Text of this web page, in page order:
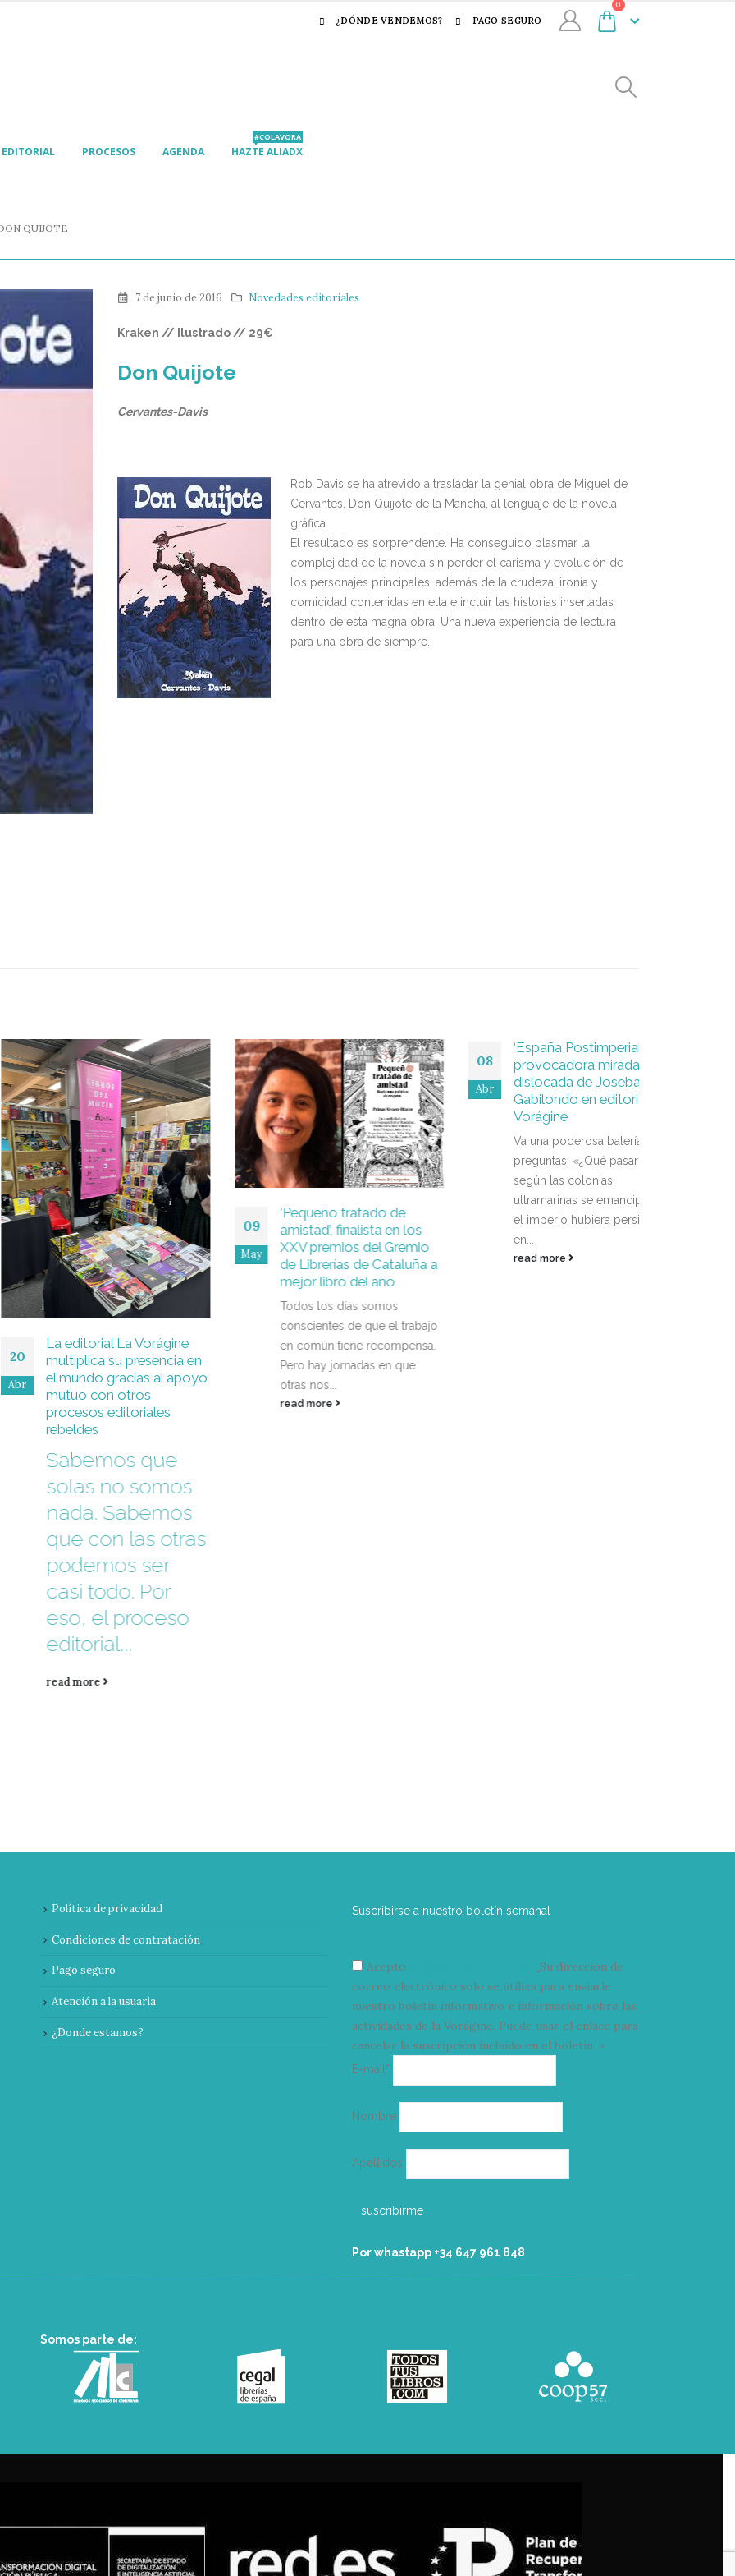
¿DÓNDE VENDEMOS? PAGO SEGURO
0
EDITORIAL PROCESOS AGENDA HAZTE ALIADX
#COLAVORA
QUIJOTE
7 de junio de 2016 Novedades editoriales
Kraken // Ilustrado // 29€
Don Quijote
Cervantes-Davis
Rob Davis se ha atrevido a trasladar la genial obra de Miguel de
Cervantes, Don Quijote de la Mancha, al lenguaje de la novela
gráfica.
El resultado es sorprendente. Ha conseguido plasmar la
complejidad de la novela sin perder el carisma y evolución de
los personajes principales, además de la crudeza, ironía y
comicidad contenidas en ella e incluir las historias insertadas
dentro de esta magna obra. Una nueva experiencia de lectura
para una obra de siempre.
La editorial La Vorágine
multiplica su presencia en
el mundo gracias al apoyo
mutuo con otros
procesos editoriales
rebeldes
Sabemos que
solas no somos
nada. Sabemos
que con las otras
podemos ser
casi todo. Por
eso, el proceso
editorial...
read more
May
‘Pequeño tratado de
amistad’, finalista en los
XXV premios del Gremio
de Librerías de Cataluña a
mejor libro del año
Todos los días somos
conscientes de que el trabajo
en común tiene recompensa.
Pero hay jornadas en que
otras nos...
read more
08
Abr
‘España Postimperial’: la
provocadora mirada
dislocada de Joseba
Gabilondo en editorial La
Vorágine
Va una poderosa batería de
preguntas: «¿Qué pasaría si,
según las colonias
ultramarinas se emanciparon,
el imperio hubiera persistido
read more
Política de privacidad
Condiciones de contratación
Pago seguro
Atención a la usuaria
¿Donde estamos?
Suscribirse a nuestro boletín semanal
Acepto
Su dirección de
correo electrónico solo se utiliza para enviarle
nuestro boletín informativo e información sobre las
actividades de la Vorágine. Puede usar el enlace para
cancelar la suscripción incluido en el boletín. >
E-mail*
electrónico
Nombre
Apellidos
Por whastapp +34 ‭647 961 848‬
Somos parte de: